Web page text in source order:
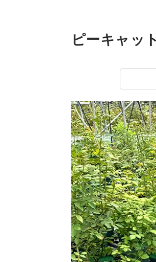
ピーキャッ